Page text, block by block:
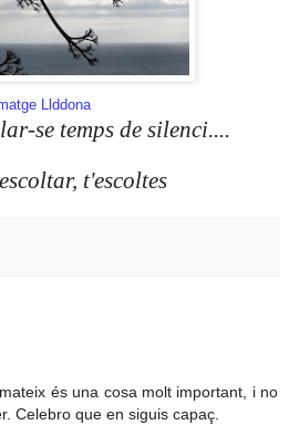
Llddona
se temps de silenci....
t'escoltes
és una cosa molt important, i no
Celebro que en siguis capaç.